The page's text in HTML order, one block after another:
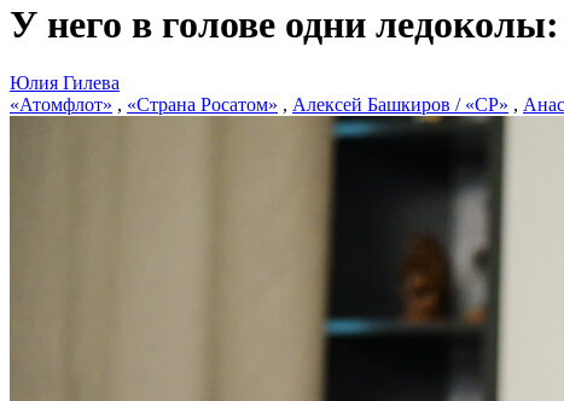
У него в голове одни
Юлия Гилева
«Атомфлот» , «Страна Росатом» , Алексей Башкиров / «СР» ,